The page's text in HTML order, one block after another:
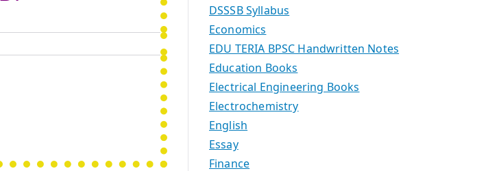
DSSSB Syllabus
Economics
EDU TERIA BPSC Handwritten Notes
Education Books
Electrical Engineering Books
Electrochemistry
English
Essay
Finance